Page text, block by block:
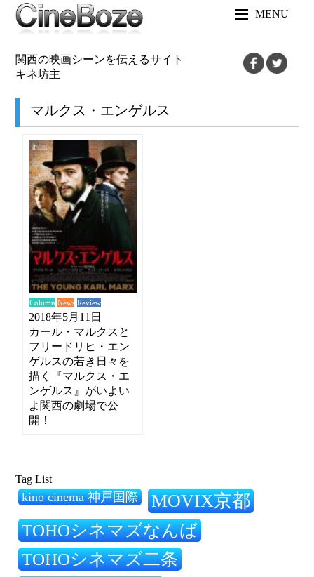
MENU
関西の映画シーンを伝えるサイト
キネ坊主
マルクス・エンゲルス
Column News Review
2018年5月11日
カール・マルクスと
フリードリヒ・エン
ゲルスの若き日々を
描く『マルクス・エ
ンゲルス』がいよい
よ関西の劇場で公
開！
Tag List
kino cinema 神戸国際 MOVIX京都
TOHOシネマズなんば
TOHOシネマズ二条